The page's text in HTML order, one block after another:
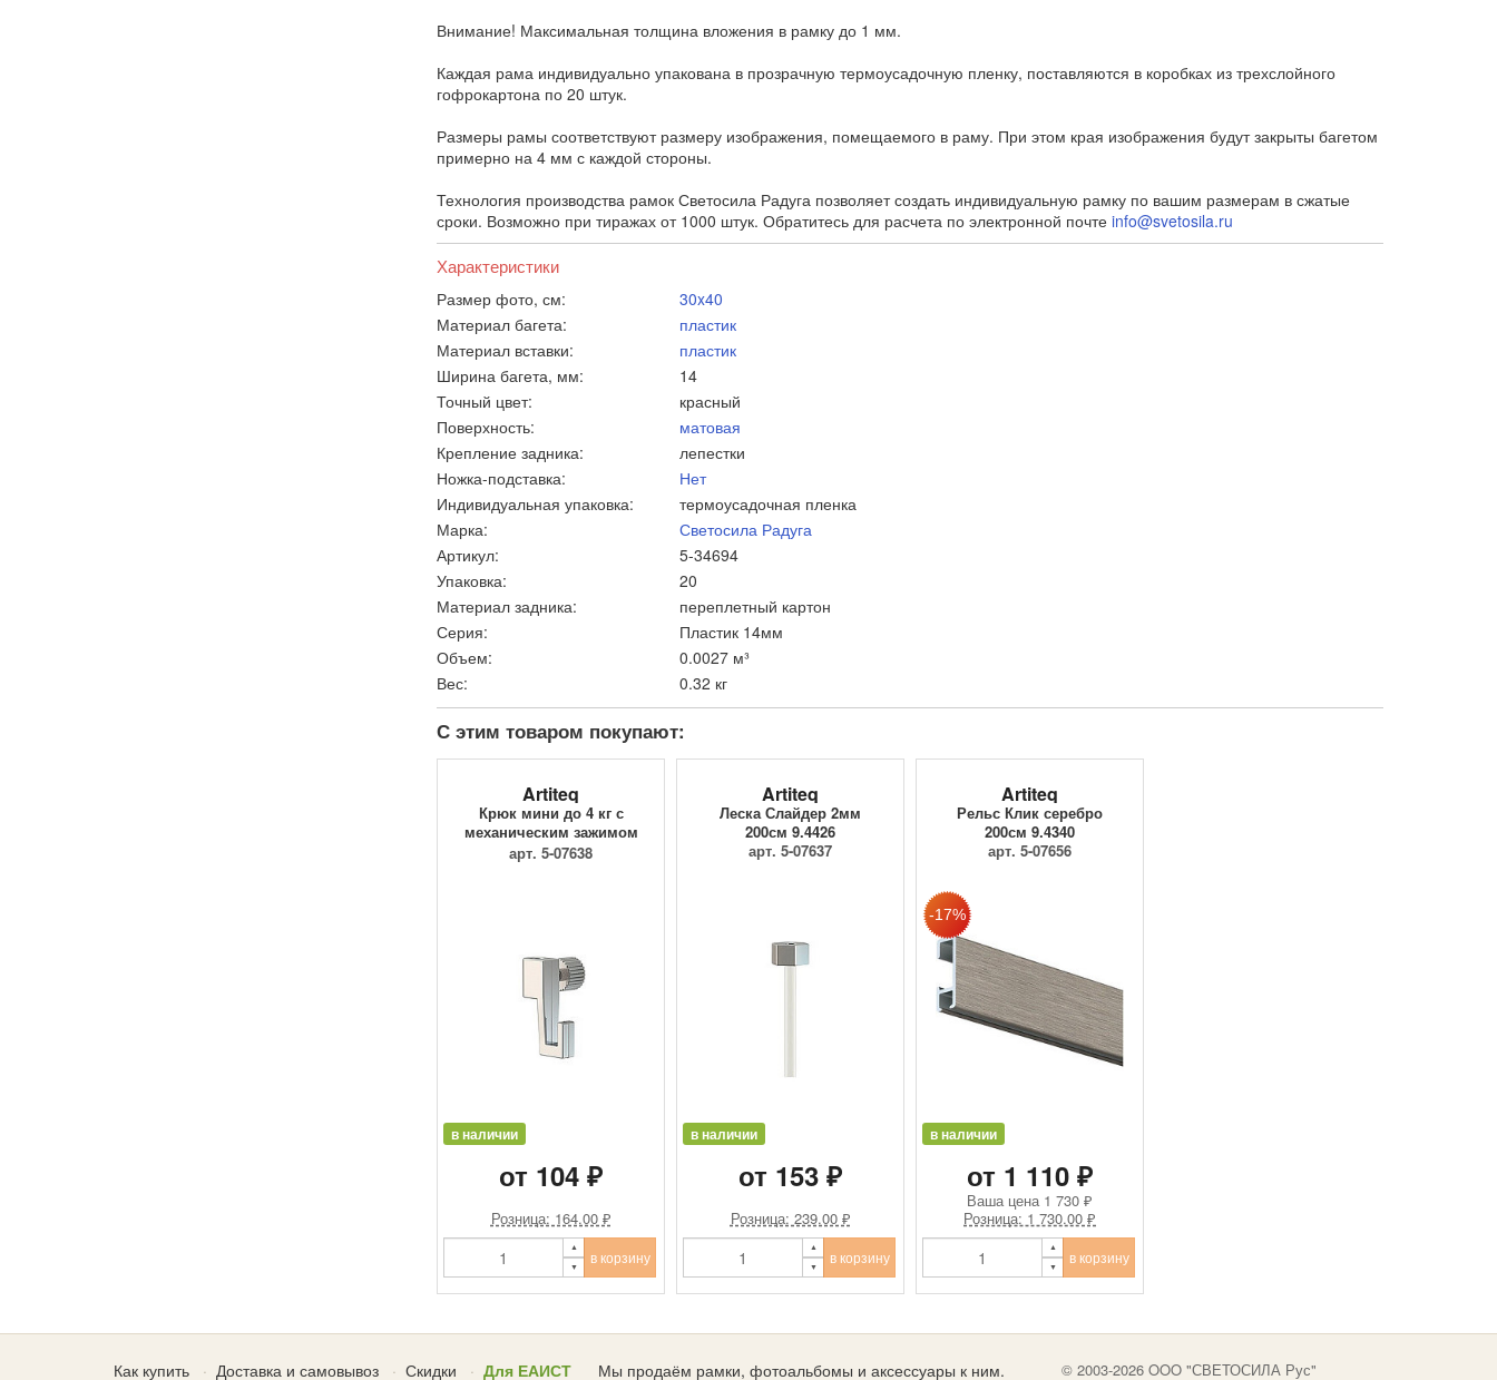
Внимание! Максимальная толщина вложения в рамку до 1 мм.
Каждая рама индивидуально упакована в прозрачную термоусадочную пленку, поставляются в коробках из трехслойного
гофрокартона по 20 штук.
Размеры рамы соответствуют размеру изображения, помещаемого в раму. При этом края изображения будут закрыты багетом
примерно на 4 мм с каждой стороны.
Технология производства рамок Светосила Радуга позволяет создать индивидуальную рамку по вашим размерам в сжатые
сроки. Возможно при тиражах от 1000 штук. Обратитесь для расчета по электронной почте info@svetosila.ru
Характеристики
Размер фото, см:
30x40
Материал багета:
пластик
Материал вставки:
пластик
Ширина багета, мм:
14
Точный цвет:
красный
Поверхность:
матовая
Крепление задника:
лепестки
Ножка-подставка:
Нет
Индивидуальная упаковка:
термоусадочная пленка
Марка:
Светосила Радуга
Артикул:
5-34694
Упаковка:
20
Материал задника:
переплетный картон
Серия:
Пластик 14мм
Объем:
0.0027 м³
Вес:
0.32 кг
С этим товаром покупают:
Artiteq
Крюк мини до 4 кг с
механическим зажимом
9.4205
арт. 5-07638
в наличии
от 104 ₽
Розница: 164.00 ₽
в корзину
Artiteq
Леска Слайдер 2мм
200см 9.4426
арт. 5-07637
в наличии
от 153 ₽
Розница: 239.00 ₽
в корзину
Artiteq
Рельс Клик серебро
200см 9.4340
арт. 5-07656
в наличии
от 1 110 ₽
Ваша цена 1 730 ₽
Розница: 1 730.00 ₽
в корзину
Как купить Доставка и самовывоз Скидки Для ЕАИСТ Мы продаём рамки, фотоальбомы и аксессуары к ним. © 2003-2026 OOO "СВЕТОСИЛА Рус"